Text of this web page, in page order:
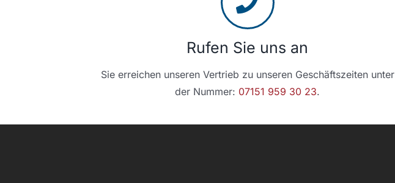
Rufen Sie uns an
Sie erreichen unseren Vertrieb zu unseren Geschäftszeiten unter
der Nummer: 07151 959 30 23.